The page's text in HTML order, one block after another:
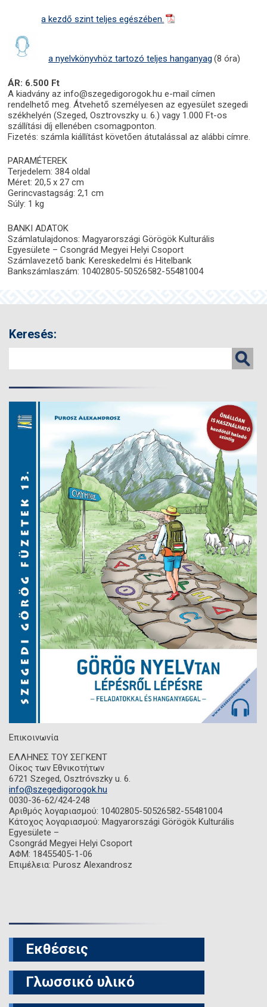
a kezdő szint teljes egészében.
a nyelvkönyvhöz tartozó teljes hanganyag(8 óra)
ÁR: 6.500 Ft
A kiadvány az info@szegedigorogok.hu e-mail címen
rendelhető meg. Átvehető személyesen az egyesület szegedi
székhelyén (Szeged, Osztrovszky u. 6.) vagy 1.000 Ft-os
szállítási díj ellenében csomagponton.
Fizetés: számla kiállítást követően átutalással az alábbi címre.
PARAMÉTEREK
Terjedelem: 384 oldal
Méret: 20,5 x 27 cm
Gerincvastagság: 2,1 cm
Súly: 1 kg
BANKI ADATOK
Számlatulajdonos: Magyarországi Görögök Kulturális
Egyesülete – Csongrád Megyei Helyi Csoport
Számlavezető bank: Kereskedelmi és Hitelbank
Bankszámlaszám: 10402805-50526582-55481004
Keresés:
Επικοινωνία
ΕΛΛΗΝΕΣ ΤΟΥ ΣΕΓΚΕΝΤ
Οίκος των Εθνικοτήτων
6721 Szeged, Osztróvszky u. 6.
info@szegedigorogok.hu
0030-36-62/424-248
Αριθμός λογαριασμού: 10402805-50526582-55481004
Κάτοχος λογαριασμού: Magyarországi Görögök Kulturális
Egyesülete –
Csongrád Megyei Helyi Csoport
ΑΦΜ: 18455405-1-06
Επιμέλεια: Purosz Alexandrosz
Εκθέσεις
Γλωσσικό υλικό